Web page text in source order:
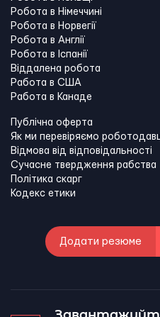
Робота в Німеччині
Робота в Норвегії
Робота в Англії
Робота в Іспанії
Віддалена робота
Работа в США
Работа в Канадe
Публічна оферта
Як ми перевіряємо
Відмова від відповідальності
Сучасне твердження рабства
Політика скарг
Кодекс етики
Додати резюме